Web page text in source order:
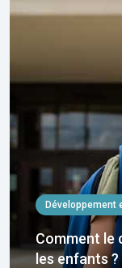
Développement
Comment le
les enfants ?